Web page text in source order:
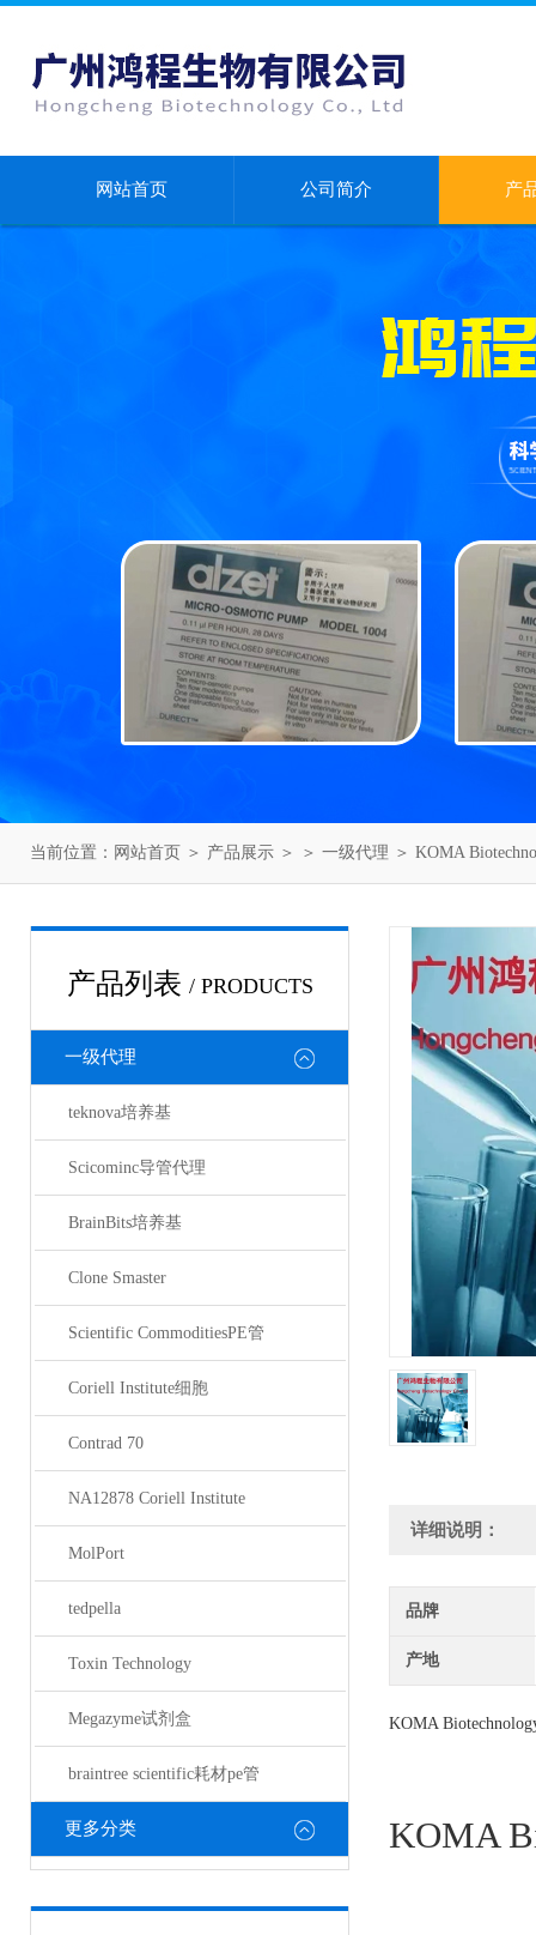
网站首页 公司简介 产
当前位置： 网站首页 ＞ 产品展示 ＞ ＞ 一级代理 ＞ KOMA
产品列表 / PRODUCTS
一级代理
teknova培养基
Scicominc导管代理
BrainBits培养基
Clone Smaster
Scientific CommoditiesPE管
Coriell Institute细胞
Contrad 70
NA12878 Coriell Institute
MolPort
tedpella
Toxin Technology
Megazyme试剂盒
braintree scientific耗材pe管
更多分类
详细说明：
品牌
产地
KOMA
KOMA